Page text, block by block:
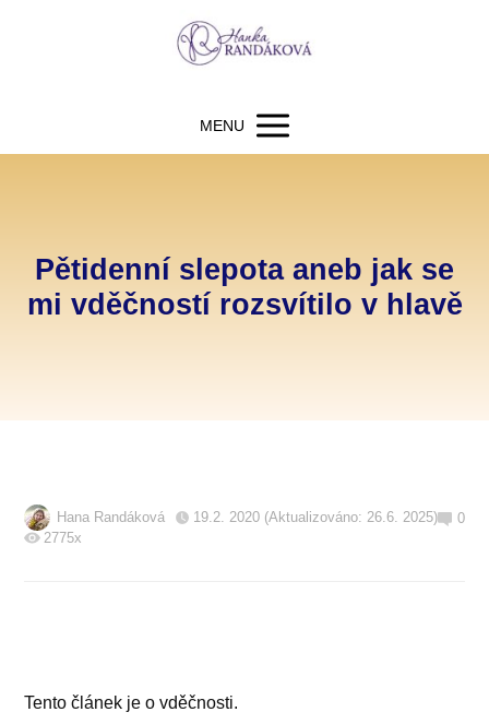
MENU
Pětidenní slepota aneb jak se
mi vděčností rozsvítilo v hlavě
Hana Randáková 19.2. 2020 (Aktualizováno: 26.6. 2025)
0
2775x
Tento článek je o vděčnosti.